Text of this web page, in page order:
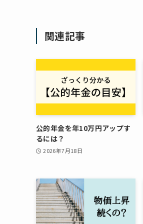
関連記事
公的年金を年10万円アップす
るには？
2026年7月18日